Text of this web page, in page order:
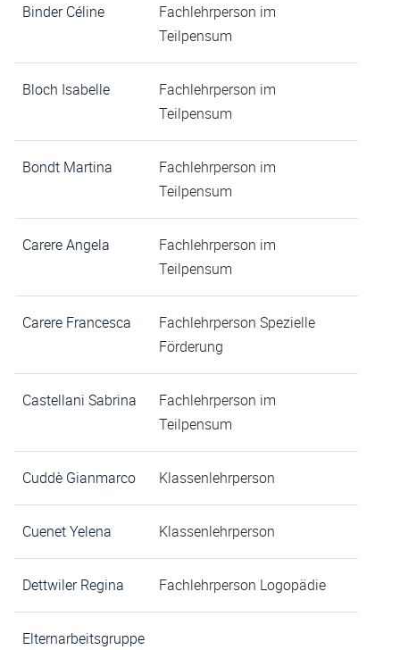
Binder Céline
Fachlehrperson im
Teilpensum
Bloch Isabelle
Fachlehrperson im
Teilpensum
Bondt Martina
Fachlehrperson im
Teilpensum
Carere Angela
Fachlehrperson im
Teilpensum
Carere Francesca
Fachlehrperson Spezielle
Förderung
Castellani Sabrina
Fachlehrperson im
Teilpensum
Cuddè Gianmarco Klassenlehrperson
Cuenet Yelena Klassenlehrperson
Dettwiler Regina Fachlehrperson Logopädie
Elternarbeitsgruppe